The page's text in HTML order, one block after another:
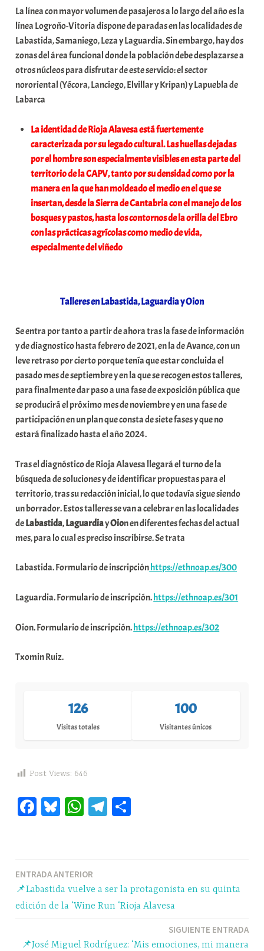
La línea con mayor volumen de pasajeros a lo largo del año es la
línea Logroño-Vitoria dispone de paradas en las localidades de
Labastida, Samaniego, Leza y Laguardia. Sin embargo, hay dos
zonas del área funcional donde la población debe desplazarse a
otros núcleos para disfrutar de este servicio: el sector
nororiental (Yécora, Lanciego, Elvillar y Kripan) y Lapuebla de
Labarca
La identidad de Rioja Alavesa está fuertemente
caracterizada por su legado cultural. Las huellas dejadas
por el hombre son especialmente visibles en esta parte del
territorio de la CAPV, tanto por su densidad como por la
manera en la que han moldeado el medio en el que se
insertan, desde la Sierra de Cantabria con el manejo de los
bosques y pastos, hasta los contornos de la orilla del Ebro
con las prácticas agrícolas como medio de vida,
especialmente del viñedo
Talleres en Labastida, Laguardia y Oion
Se entra por tanto a partir de ahora tras la fase de información
y de diagnostico hasta febrero de 2021, en la de Avance, con un
leve retraso por cierto porque tenía que estar concluida el
pasado mes de septiembre y en la que se recogen estos talleres,
para finalmente dar paso a una fase de exposición pública que
se producirá el próximo mes de noviembre y en una fase de
participación en un plan que consta de siete fases y que no
estará finalizado hasta el año 2024.
Tras el diagnóstico de Rioja Alavesa llegará el turno de la
búsqueda de soluciones y de identificar propuestas para el
territorio, tras su redacción inicial, lo que todavía sigue siendo
un borrador. Estos talleres se van a celebrar en las localidades
deLabastida,LaguardiayOion en diferentes fechas del actual
mes, para lo cual es preciso inscribirse. Se trata
Labastida. Formulario de inscripciónhttps://ethnoap.es/300
Laguardia. Formulario de inscripción.https://ethnoap.es/301
Oion. Formulario de inscripción.https://ethnoap.es/302
Txomin Ruiz.
126
Visitas totales
100
Visitantes únicos
Post Views: 646
Fa Bl W
pp
Te
m rti
r
Navegación
de
ENTRADA ANTERIOR
📌Labastida vuelve a ser la protagonista en su quinta
edición de la ‘Wine Run ‘Rioja Alavesa
SIGUIENTE ENTRADA
📌José Miguel Rodríguez: ‘Mis emociones, mi manera